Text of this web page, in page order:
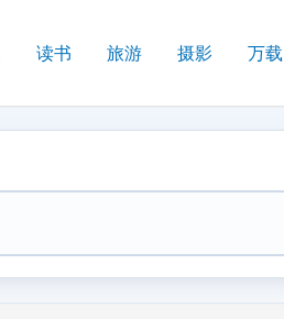
读书 旅游 摄影 万载